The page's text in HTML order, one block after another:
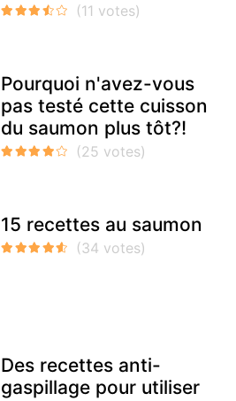
Pourquoi n'avez-vous
pas testé cette cuisson
du saumon plus tôt?!
15 recettes au saumon
Des recettes anti-
gaspillage pour utiliser